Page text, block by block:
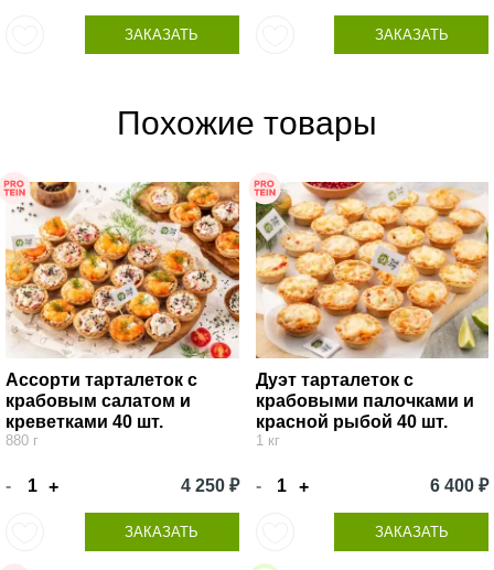
ЗАКАЗАТЬ ЗАКАЗАТЬ
Похожие товары
Ассорти тарталеток с
крабовым салатом и
креветками 40 шт.
880 г
- + 4 250 ₽
ЗАКАЗАТЬ
Дуэт тарталеток с
крабовыми палочками и
красной рыбой 40 шт.
1 кг
- + 6 400 ₽
ЗАКАЗАТЬ